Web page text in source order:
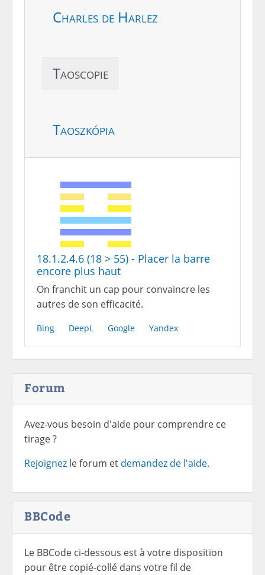
Charles de Harlez
Taoscopie
Taoszkópia
18.1.2.4.6 (18 > 55) - Placer la barre
encore plus haut
On franchit un cap pour convaincre les
autres de son efficacité.
Bing DeepL Google Yandex
Forum
Avez-vous besoin d'aide pour comprendre ce
tirage ?
Rejoignez le forum et demandez de l'aide.
BBCode
Le BBCode ci-dessous est à votre disposition
pour être copié-collé dans votre fil de